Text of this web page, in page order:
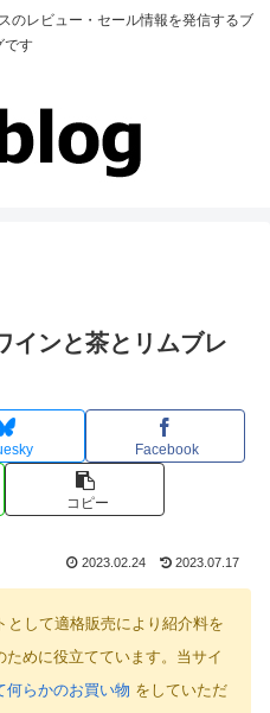
のレビュー・セール情報を発信するブ
です
インと茶とリムブレ
Facebook
コピー
2023.02.24 2023.07.17
して適格販売により紹介料を
めに役立てています。当サイ
何らかのお買い物 をしていただ